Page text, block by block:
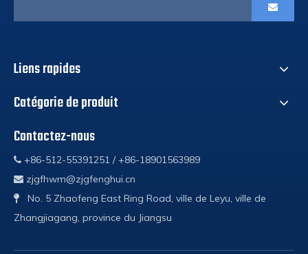
Liens rapides
Catégorie de produit
Contactez-nous
 +86-512-55391251 / +86-18901563989
 zjgfhwm@zjgfenghui.cn

No. 5 Zhaofeng East Ring Road, ville de Leyu, ville de
Zhangjiagang, province du Jiangsu